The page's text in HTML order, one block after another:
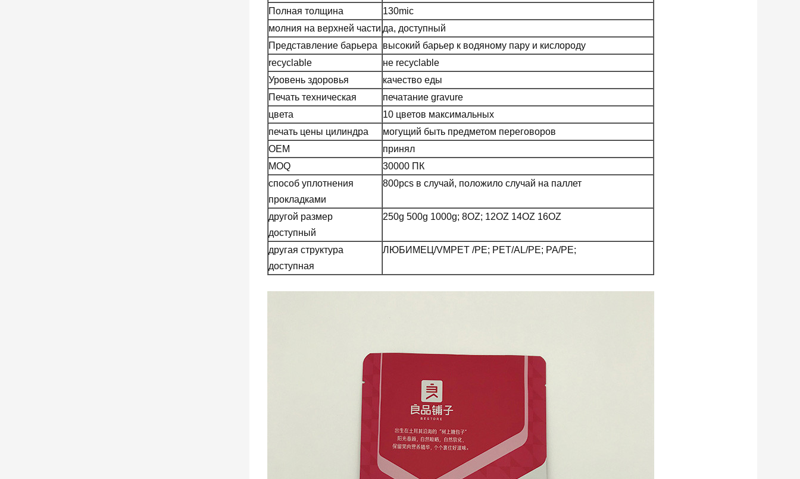
Полная толщина
130mic
молния на верхней части да, доступный
Представление барьера
высокий барьер к водяному пару и кислороду
recyclable
не recyclable
Уровень здоровья
качество еды
Печать техническая
печатание gravure
цвета
10 цветов максимальных
печать цены цилиндра
могущий быть предметом переговоров
OEM
принял
MOQ
30000 ПК
способ уплотнения
прокладками
800pcs в случай, положило случай на паллет
другой размер
доступный
250g 500g 1000g; 8OZ; 12OZ 14OZ 16OZ
другая структура
доступная
ЛЮБИМЕЦ/VMPET /PE; PET/AL/PE; PA/PE;